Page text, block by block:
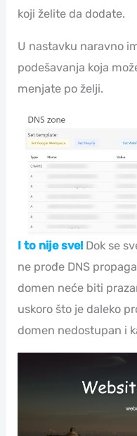
koji želite da dodate.
U nastavku naravno
podešavanja koja
menjate po želji.
I to nije sve! Dok se
ne prođe DNS
domen neće biti
uskoro što je daleko
domen nedostupan i